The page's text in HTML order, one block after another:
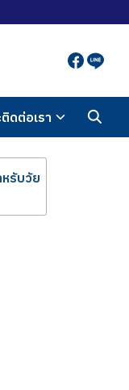
ติดต่อเรา
รับวัย